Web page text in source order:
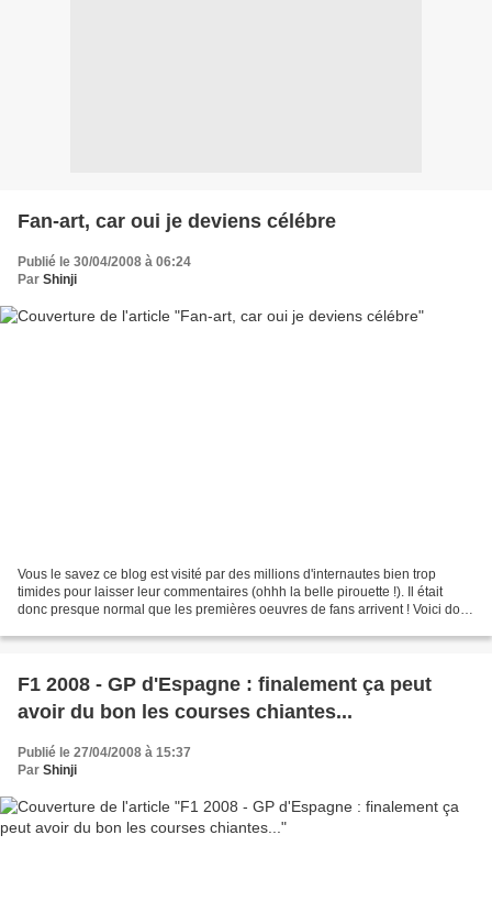
Fan-art, car oui je deviens célébre
Publié le 30/04/2008 à 06:24
Par Shinji
Vous le savez ce blog est visité par des millions d'internautes bien trop
timides pour laisser leur commentaires (ohhh la belle pirouette !). Il était
donc presque normal que les premières oeuvres de fans arrivent ! Voici donc
F1 2008 - GP d'Espagne : finalement ça peut
avoir du bon les courses chiantes...
Publié le 27/04/2008 à 15:37
Par Shinji